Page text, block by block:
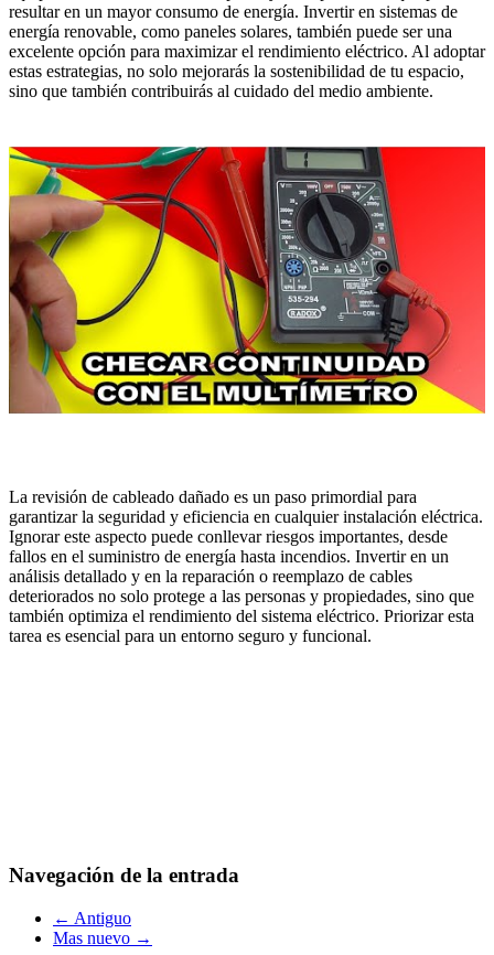
resultar en un mayor consumo de energía. Invertir en sistemas de
energía renovable, como paneles solares, también puede ser una
excelente opción para maximizar el rendimiento eléctrico. Al adoptar
estas estrategias, no solo mejorarás la sostenibilidad de tu espacio,
sino que también contribuirás al cuidado del medio ambiente.
La revisión de cableado dañado es un paso primordial para
garantizar la seguridad y eficiencia en cualquier instalación eléctrica.
Ignorar este aspecto puede conllevar riesgos importantes, desde
fallos en el suministro de energía hasta incendios. Invertir en un
análisis detallado y en la reparación o reemplazo de cables
deteriorados no solo protege a las personas y propiedades, sino que
también optimiza el rendimiento del sistema eléctrico. Priorizar esta
tarea es esencial para un entorno seguro y funcional.
Navegación de la entrada
← Antiguo
Mas nuevo →